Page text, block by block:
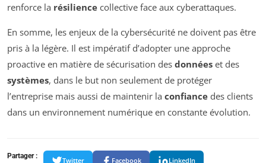
renforce la résilience collective face aux cyberattaques.
En somme, les enjeux de la cybersécurité ne doivent pas être
pris à la légère. Il est impératif d’adopter une approche
proactive en matière de sécurisation des données et des
systèmes, dans le but non seulement de protéger
l’entreprise mais aussi de maintenir la confiance des clients
dans un environnement numérique en constante évolution.
Partager :
Twitter Facebook LinkedIn